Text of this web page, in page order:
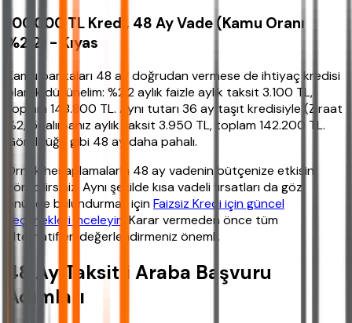
100.000 TL Kredi, 48 Ay Vade (Kamu Oranı
%2,2) - Kıyas
Kamu bankaları 48 ay doğrudan vermese de ihtiyaç kredisi
olarak düşünelim: %2,2 aylık faizle aylık taksit 3.100 TL,
toplam 148.800 TL. Aynı tutarı 36 ay taşıt kredisiyle (Ziraat
%2,15) alırsanız aylık taksit 3.950 TL, toplam 142.200 TL.
Görüldüğü gibi 48 ay daha pahalı.
Örnek hesaplamalarla 48 ay vadenin bütçenize etkisini
görebilirsiniz. Aynı şekilde kısa vadeli fırsatları da göz
önünde bulundurmak içinFaizsiz Kredi için güncel
seçenekleri inceleyin . Karar vermeden önce tüm
alternatifleri değerlendirmeniz önemli.
48 Ay Taksitli Araba Başvuru
Adımları